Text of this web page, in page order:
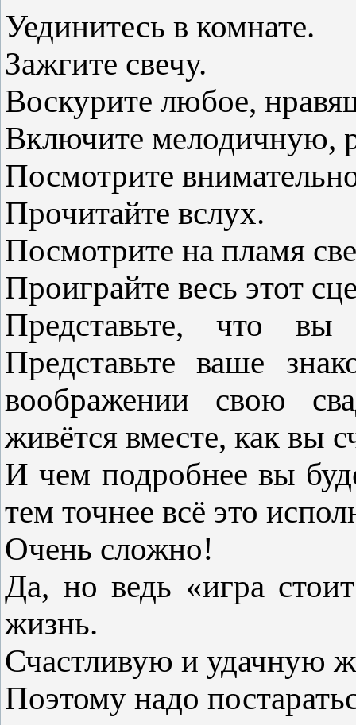
Уединитесь в комнате.
Зажгите свечу.
Воскурите любое,
Включите мелодичную,
Посмотрите
Прочитайте вслух.
Посмотрите на пламя
Проиграйте весь этот
Представьте, что вы
Представьте ваше
воображении свою
живётся вместе, как вы
И чем подробнее вы
тем точнее всё это
Очень сложно!
Да, но ведь «игра
жизнь.
Счастливую и удачную
Поэтому надо